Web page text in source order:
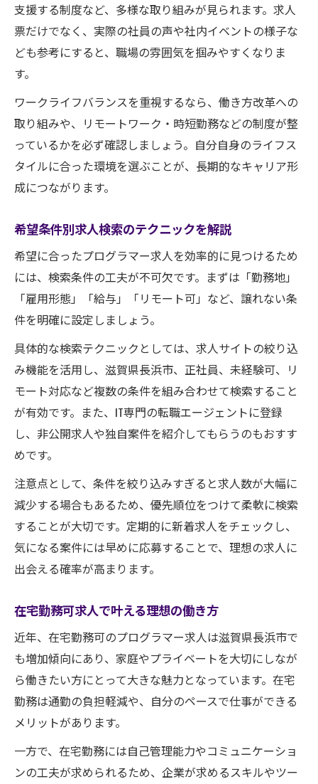
支援する制度など、多様な取り組みが見られます。求人
票だけでなく、実際の社員の声や社内イベントの様子な
ども参考にすると、職場の雰囲気を掴みやすくなりま
す。
ワークライフバランスを重視するなら、働き方改革への
取り組みや、リモートワーク・時短勤務などの制度が整
っているかを必ず確認しましょう。自分自身のライフス
タイルに合った環境を選ぶことが、長期的なキャリア形
成につながります。
希望条件別求人検索のテクニックを解説
希望に合ったプログラマー求人を効率的に見つけるため
には、検索条件の工夫が不可欠です。まずは「勤務地」
「雇用形態」「給与」「リモート可」など、譲れない条
件を明確に設定しましょう。
具体的な検索テクニックとしては、求人サイトの絞り込
み機能を活用し、滋賀県長浜市、正社員、未経験可、リ
モート対応など複数の条件を組み合わせて検索すること
が有効です。また、IT専門の転職エージェントに登録
し、非公開求人や独自案件を紹介してもらうのもおすす
めです。
注意点として、条件を絞り込みすぎると求人数が大幅に
減少する場合もあるため、優先順位をつけて柔軟に検索
することが大切です。定期的に新着求人をチェックし、
気になる案件には早めに応募することで、理想の求人に
出会える確率が高まります。
在宅勤務可求人で叶える理想の働き方
近年、在宅勤務可のプログラマー求人は滋賀県長浜市で
も増加傾向にあり、家庭やプライベートを大切にしなが
ら働きたい方にとって大きな魅力となっています。在宅
勤務は通勤の負担軽減や、自分のペースで仕事ができる
メリットがあります。
一方で、在宅勤務には自己管理能力やコミュニケーショ
ンの工夫が求められるため、企業が求めるスキルやツー